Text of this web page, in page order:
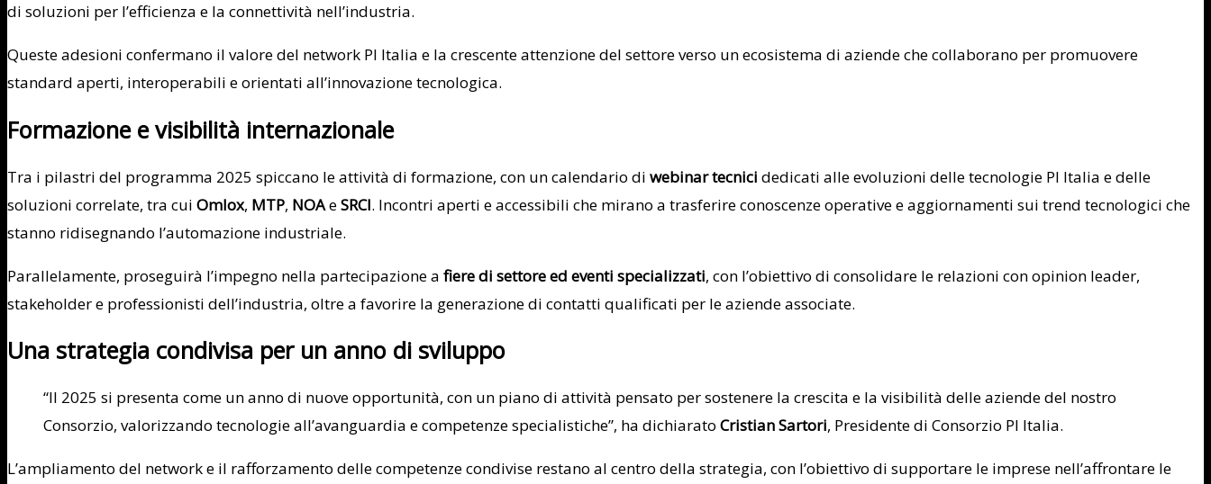
di soluzioni per l’efficienza e la connettività nell’industria.
Queste adesioni confermano il valore del network PI Italia e la crescente attenzione del settore verso un ecosistema di aziende che collaborano per promuovere
standard aperti, interoperabili e orientati all’innovazione tecnologica.
Formazione e visibilità internazionale
Tra i pilastri del programma 2025 spiccano le attività di formazione, con un calendario di webinar tecnici dedicati alle evoluzioni delle tecnologie PI Italia e delle
soluzioni correlate, tra cui Omlox, MTP, NOAeSRCI. Incontri aperti e accessibili che mirano a trasferire conoscenze operative e aggiornamenti sui trend tecnologici che
stanno ridisegnando l’automazione industriale.
Parallelamente, proseguirà l’impegno nella partecipazione a fiere di settore ed eventi specializzati, con l’obiettivo di consolidare le relazioni con opinion leader,
stakeholder e professionisti dell’industria, oltre a favorire la generazione di contatti qualificati per le aziende associate.
Una strategia condivisa per un anno di sviluppo
“Il 2025 si presenta come un anno di nuove opportunità, con un piano di attività pensato per sostenere la crescita e la visibilità delle aziende del nostro
Consorzio, valorizzando tecnologie all’avanguardia e competenze specialistiche”, ha dichiarato Cristian Sartori, Presidente di Consorzio PI Italia.
L’ampliamento del network e il rafforzamento delle competenze condivise restano al centro della strategia, con l’obiettivo di supportare le imprese nell’affrontare le